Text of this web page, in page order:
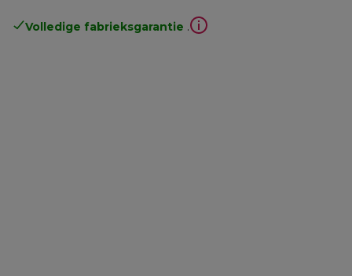
Volledige fabrieksgarantie .